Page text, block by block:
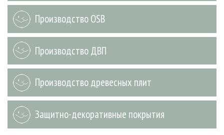
ЦБП
ИНСТРУМЕНТ И МАТЕРИАЛЫ
ГАЗЕТА ЛЕСПРОМФОРУМ
БИБЛИОТЕКА СПЕЦИАЛИСТА
Производство OSB
Производство ДВП
Производство древесных плит
Защитно-декоративные покрытия